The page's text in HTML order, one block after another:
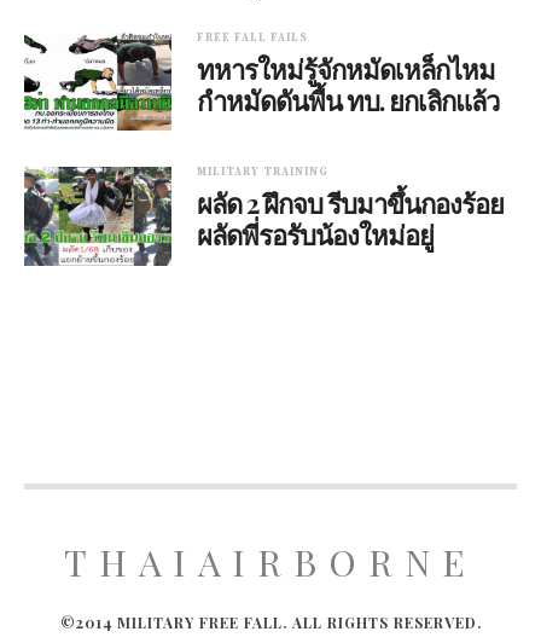
FREE FALL FAILS
ทหารใหม่รู้จักหมัดเหล็กไหม
กำหมัดดันพื้น ทบ. ยกเลิกแล้ว
MILITARY TRAINING
ผลัด 2 ฝึกจบ รีบมาขึ้นกองร้อย
ผลัดพี่รอรับน้องใหม่อยู่
THAIAIRBORNE
©2014 MILITARY FREE FALL. ALL RIGHTS RESERVED.